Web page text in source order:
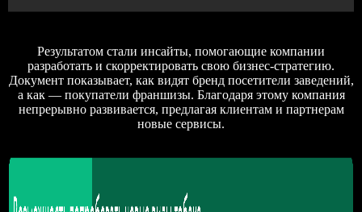
Результатом стали инсайты, помогающие компании
разработать и скорректировать свою бизнес-стратегию.
Документ показывает, как видят бренд посетители заведений,
а как — покупатели франшизы. Благодаря этому компания
непрерывно развивается, предлагая клиентам и партнерам
новые сервисы.